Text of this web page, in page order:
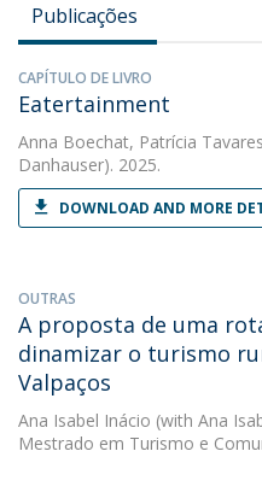
Publicações
CAPÍTULO DE LIVRO
Eatertainment
Anna Boechat, Patrícia Tavares
Danhauser). 2025.
DOWNLOAD AND MORE
OUTRAS
A proposta de uma
dinamizar o turismo
Valpaços
Ana Isabel Inácio (with Ana
Mestrado em Turismo e